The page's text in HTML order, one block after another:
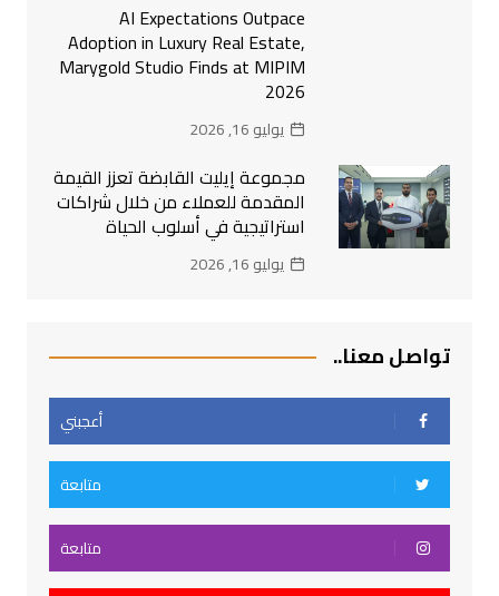
AI Expectations Outpace
Adoption in Luxury Real Estate,
Marygold Studio Finds at MIPIM
2026
يوليو 16, 2026
مجموعة إيليت القابضة تعزز القيمة
المقدمة للعملاء من خلال شراكات
استراتيجية في أسلوب الحياة
يوليو 16, 2026
تواصل معنا..
أعجبني
متابعة
متابعة